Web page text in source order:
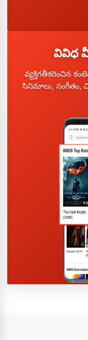
వివిధ
వ్యక్తిగతీకరించిన
సినిమాలు, సంగీతం,